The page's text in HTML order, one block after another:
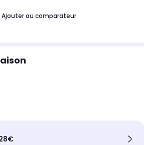
Ajouter au comparateur